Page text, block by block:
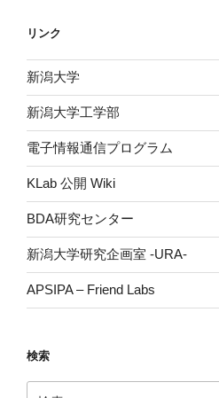
リンク
新潟大学
新潟大学工学部
電子情報通信プログラム
KLab 公開 Wiki
BDA研究センター
新潟大学研究企画室 -URA-
APSIPA – Friend Labs
検索